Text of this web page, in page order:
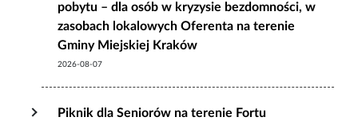
pobytu – dla osób w kryzysie bezdomności, w
zasobach lokalowych Oferenta na terenie
Gminy Miejskiej Kraków
2026-08-07
Piknik dla Seniorów na terenie Fortu